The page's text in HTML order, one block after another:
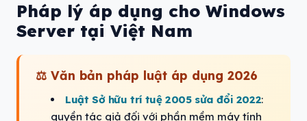
Pháp lý áp dụng cho Windows
Server tại Việt Nam
⚖️ Văn bản pháp luật áp dụng 2026
Luật Sở hữu trí tuệ 2005 sửa đổi 2022:
quyền tác giả đối với phần mềm máy tính